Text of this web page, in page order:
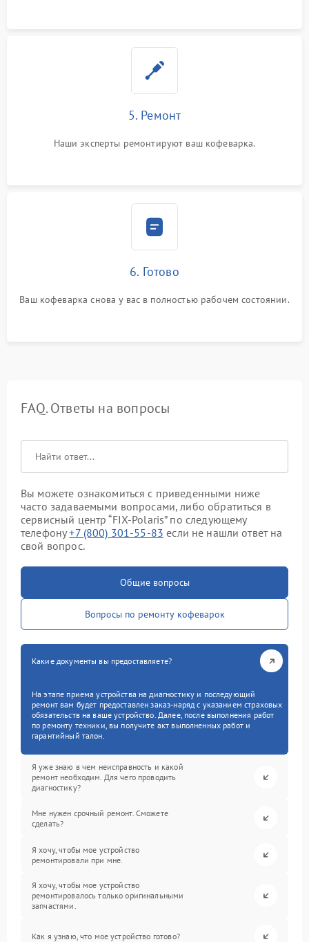
5. Ремонт
Наши эксперты ремонтируют ваш кофеварка.
6. Готово
Ваш кофеварка снова у вас в полностью рабочем состоянии.
FAQ. Ответы на вопросы
Вы можете ознакомиться с приведенными ниже
часто задаваемыми вопросами, либо обратиться в
сервисный центр “FIX-Polaris” по следующему
телефону+7 (800) 301-55-83 если не нашли ответ на
свой вопрос.
Общие вопросы
Вопросы по ремонту кофеварок
Какие документы вы предоставляете?
На этапе приема устройства на диагностику и последующий
ремонт вам будет предоставлен заказ-наряд с указанием страховых
обязательств на ваше устройство. Далее, после выполнения работ
по ремонту техники, вы получите акт выполненных работ и
гарантийный талон.
Я уже знаю в чем неисправность и какой
ремонт необходим. Для чего проводить
диагностику?
Мне нужен срочный ремонт. Сможете
сделать?
Я хочу, чтобы мое устройство
ремонтировали при мне.
Я хочу, чтобы мое устройство
ремонтировалось только оригинальными
запчастями.
Как я узнаю, что мое устройство готово?